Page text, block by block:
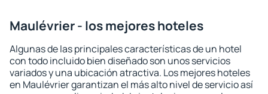
Maulévrier - los mejores hoteles
Algunas de las principales características de un hotel
con todo incluido bien diseñado son unos servicios
variados y una ubicación atractiva. Los mejores hoteles
en Maulévrier garantizan el más alto nivel de servicio así